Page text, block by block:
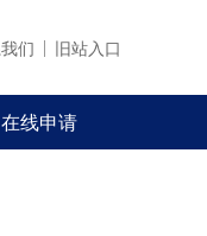
们 旧站入口
在线申请